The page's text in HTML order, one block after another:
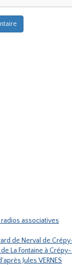
associatives
de Nerval de
La Fontaine à
Jules VERNES